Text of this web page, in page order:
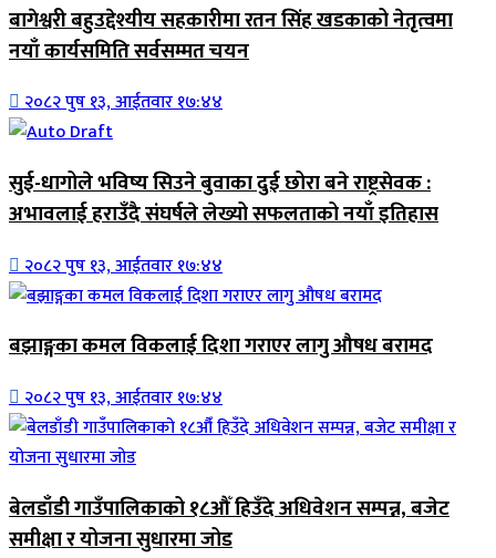
बागेश्वरी बहुउद्देश्यीय सहकारीमा रतन सिंह खडकाको नेतृत्वमा
नयाँ कार्यसमिति सर्वसम्मत चयन
२०८२ पुष १३, आईतवार १७:४४
सुई-धागोले भविष्य सिउने बुवाका दुई छोरा बने राष्ट्रसेवक :
अभावलाई हराउँदै संघर्षले लेख्यो सफलताको नयाँ इतिहास
२०८२ पुष १३, आईतवार १७:४४
बझाङ्गका कमल विकलाई दिशा गराएर लागु औषध बरामद
२०८२ पुष १३, आईतवार १७:४४
बेलडाँडी गाउँपालिकाको १८औँ हिउँदे अधिवेशन सम्पन्न, बजेट
समीक्षा र योजना सुधारमा जोड